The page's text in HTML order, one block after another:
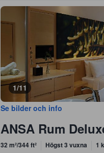
1/11
Se bilder och info
ANSA Rum
32 m²/344 ft² Högst 3 vuxna 1